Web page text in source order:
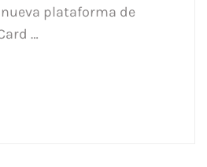
plataforma de
…